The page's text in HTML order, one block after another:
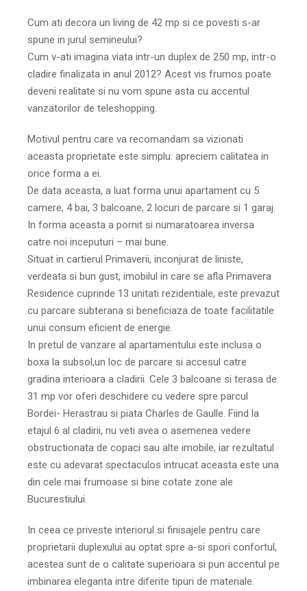
Cum ati decora un living de 42 mp si ce povesti s-ar
spune in jurul semineului?
Cum v-ati imagina viata intr-un duplex de 250 mp, intr-o
cladire finalizata in anul 2012? Acest vis frumos poate
deveni realitate si nu vom spune asta cu accentul
vanzatorilor de teleshopping.
Motivul pentru care va recomandam sa vizionati
aceasta proprietate este simplu: apreciem calitatea in
orice forma a ei.
De data aceasta, a luat forma unui apartament cu 5
camere, 4 bai, 3 balcoane, 2 locuri de parcare si 1 garaj.
In forma aceasta a pornit si numaratoarea inversa
catre noi inceputuri – mai bune.
Situat in cartierul Primaverii, inconjurat de liniste,
verdeata si bun gust, imobilul in care se afla Primavera
Residence cuprinde 13 unitati rezidentiale, este prevazut
cu parcare subterana si beneficiaza de toate facilitatile
unui consum eficient de energie.
In pretul de vanzare al apartamentului este inclusa o
boxa la subsol,un loc de parcare si accesul catre
gradina interioara a cladirii. Cele 3 balcoane si terasa de
31 mp vor oferi deschidere cu vedere spre parcul
Bordei- Herastrau si piata Charles de Gaulle. Fiind la
etajul 6 al cladirii, nu veti avea o asemenea vedere
obstructionata de copaci sau alte imobile, iar rezultatul
este cu adevarat spectaculos intrucat aceasta este una
din cele mai frumoase si bine cotate zone ale
Bucurestiului.
In ceea ce priveste interiorul si finisajele pentru care
proprietarii duplexului au optat spre a-si spori confortul,
acestea sunt de o calitate superioara si pun accentul pe
imbinarea eleganta intre diferite tipuri de materiale.